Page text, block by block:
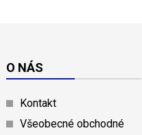
O NÁS
Kontakt
Všeobecné obchodné